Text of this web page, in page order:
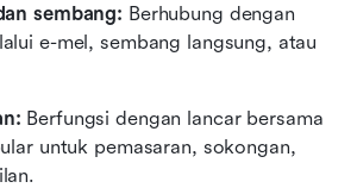
sembang: Berhubung dengan
e-mel, sembang langsung, atau
Berfungsi dengan lancar bersama
untuk pemasaran, sokongan,